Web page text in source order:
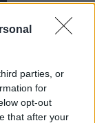
parties, or
for
opt-out
that after your